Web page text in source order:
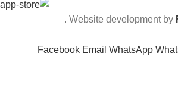
Website development by
.
Facebook Email WhatsApp